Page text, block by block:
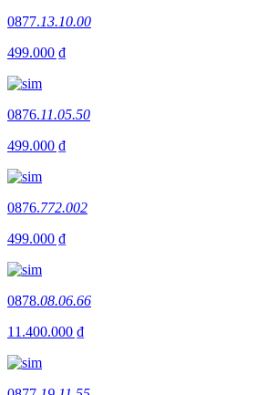
0877.13.10.00
499.000 ₫
0876.11.05.50
499.000 ₫
0876.772.002
499.000 ₫
0878.08.06.66
11.400.000 ₫